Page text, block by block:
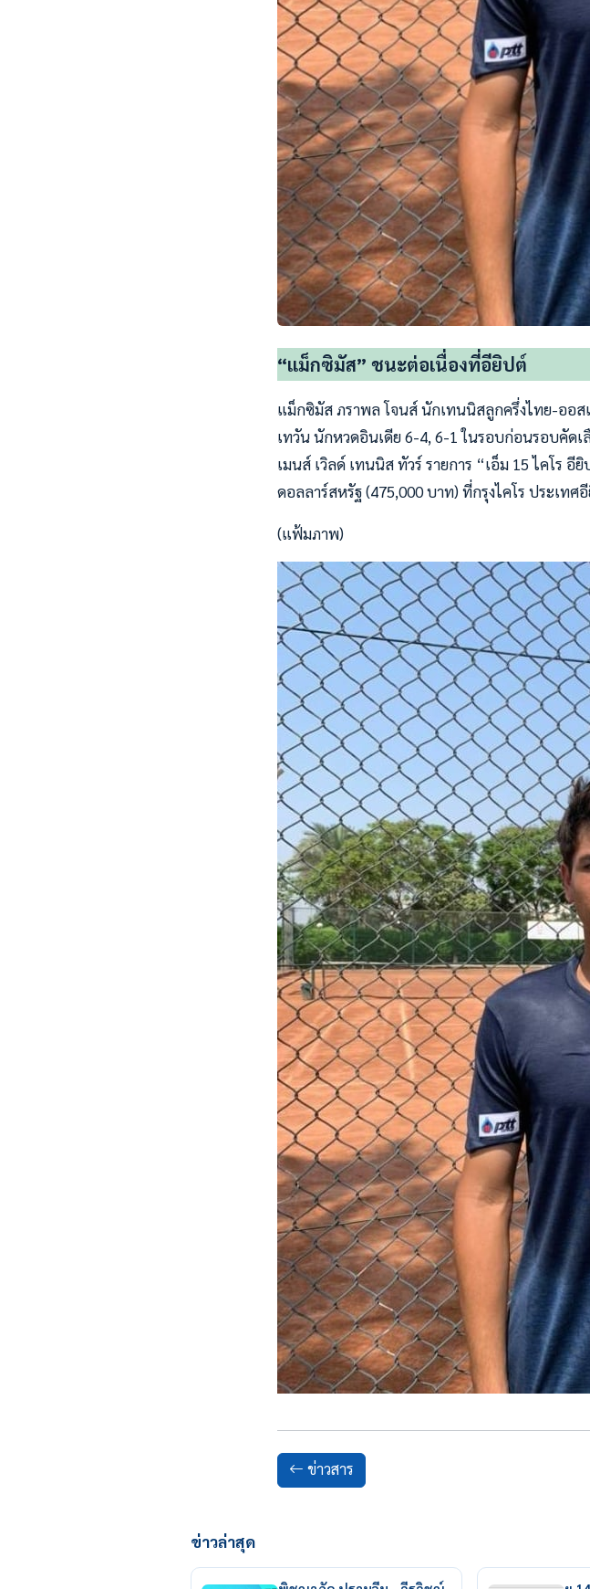
“แม็กซิมัส” ชนะต่อเนื่องที่อียิปต์
แม็กซิมัส ภราพล โจนส์ นักเทนนิสลูกครึ่งไทย-ออส
เทวัน นักหวดอินเดีย 6-4, 6-1 ในรอบก่อนรอบคัด
เมนส์ เวิลด์ เทนนิส ทัวร์ รายการ “เอ็ม 15 ไคโร อี
ดอลลาร์สหรัฐ (475,000 บาท) ที่กรุงไคโร ประเท
(แฟ้มภาพ)
ข่าวสาร
ข่าวล่าสุด